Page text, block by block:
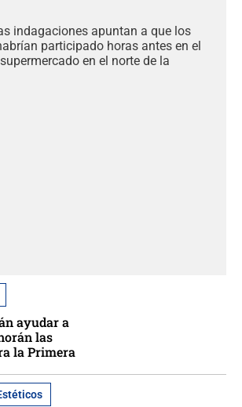
indagaciones apuntan a que los
participado horas antes en el
en el norte de la
ayudar a
las
la Primera